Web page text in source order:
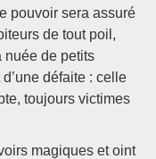
pouvoir sera assuré
de tout poil,
nuée de petits
défaite : celle
toujours victimes
magiques et oint